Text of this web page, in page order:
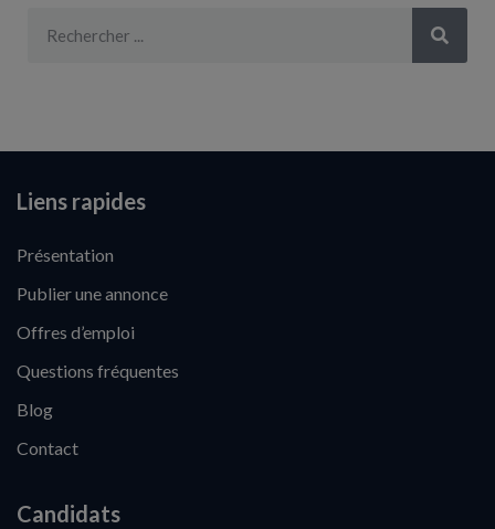
Liens rapides
Présentation
Publier une annonce
Offres d’emploi
Questions fréquentes
Blog
Contact
Candidats